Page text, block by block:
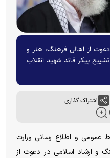
از اهالی فرهنگ، هنر و
پیکر قائد شهید انقلاب
اشتراک گذاری
عمومی و اطلاع رسانی وزارت
و ارشاد اسلامی در دعوت از